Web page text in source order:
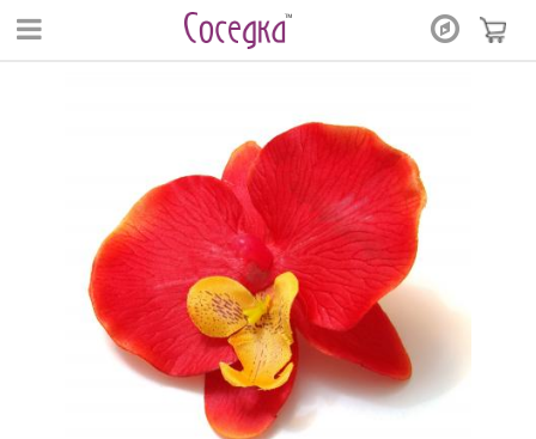
Перейти к основному содержанию